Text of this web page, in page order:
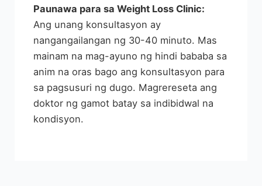
Paunawa para sa Weight Loss Clinic:
Ang unang konsultasyon ay
nangangailangan ng 30-40 minuto. Mas
mainam na mag-ayuno ng hindi bababa sa
anim na oras bago ang konsultasyon para
sa pagsusuri ng dugo. Magrereseta ang
doktor ng gamot batay sa indibidwal na
kondisyon.